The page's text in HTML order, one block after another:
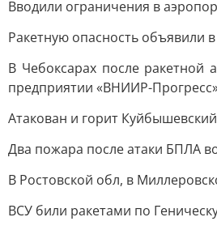
Вводили ограничения в
Ракетную опасность объявили
В Чебоксарах после
предприятии «ВНИИР-
Атакован и горит
Два пожара после атаки БПЛА
В Ростовской обл, в
ВСУ били ракетами по